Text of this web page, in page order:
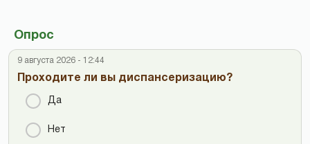
Опрос
9 августа 2026 - 12:44
Проходите ли вы диспансеризацию?
Да
Нет